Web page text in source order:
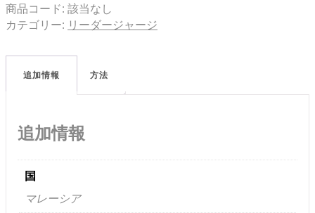
商品コード: 該当なし
カテゴリー: リーダージャージ
追加情報 方法
追加情報
国
マレーシア